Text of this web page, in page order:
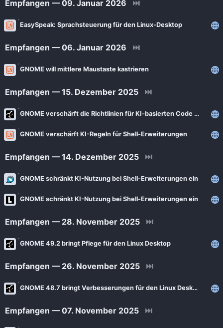
Empfangen — 09. Januar 2026 ⏭
EasySpeak: Sprachsteuerung für den Linux-Desktop
Empfangen — 06. Januar 2026 ⏭
GNOME will mittlere Maustaste kastrieren
Empfangen — 15. Dezember 2025 ⏭
GNOME verschärft die Richtlinien für KI‑basierten Code in Shell‑Erweiterungen.
GNOME verschärft KI-Regeln für Shell-Erweiterungen
Empfangen — 14. Dezember 2025 ⏭
GNOME schränkt KI-Nutzung bei Shell-Erweiterungen ein
GNOME schränkt KI-Nutzung bei Shell-Erweiterungen ein
Empfangen — 28. November 2025 ⏭
GNOME 49.2 bringt Pflege für den Linux Desktop
Empfangen — 26. November 2025 ⏭
GNOME 48.7 bringt Verbesserungen für den Linux Desktop
Empfangen — 07. November 2025 ⏭